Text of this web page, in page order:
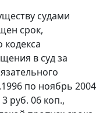
судами
срок,
кодекса
в суд за
по ноябрь 2004
руб. 06 коп.,